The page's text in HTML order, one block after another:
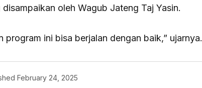
oleh Wagub Jateng Taj Yasin.
program ini bisa berjalan dengan baik,” ujarnya.
February 24, 2025